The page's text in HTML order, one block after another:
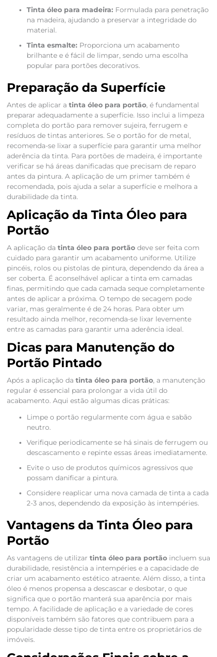
Tinta óleo para madeira: Formulada para penetração
na madeira, ajudando a preservar a integridade do
material.
Tinta esmalte: Proporciona um acabamento
brilhante e é fácil de limpar, sendo uma escolha
popular para portões decorativos.
Preparação da Superfície
Antes de aplicar a tinta óleo para portão, é fundamental
preparar adequadamente a superfície. Isso inclui a limpeza
completa do portão para remover sujeira, ferrugem e
resíduos de tintas anteriores. Se o portão for de metal,
recomenda-se lixar a superfície para garantir uma melhor
aderência da tinta. Para portões de madeira, é importante
verificar se há áreas danificadas que precisam de reparo
antes da pintura. A aplicação de um primer também é
recomendada, pois ajuda a selar a superfície e melhora a
durabilidade da tinta.
Aplicação da Tinta Óleo para
Portão
A aplicação da tinta óleo para portãodeve ser feita com
cuidado para garantir um acabamento uniforme. Utilize
pincéis, rolos ou pistolas de pintura, dependendo da área a
ser coberta. É aconselhável aplicar a tinta em camadas
finas, permitindo que cada camada seque completamente
antes de aplicar a próxima. O tempo de secagem pode
variar, mas geralmente é de 24 horas. Para obter um
resultado ainda melhor, recomenda-se lixar levemente
entre as camadas para garantir uma aderência ideal.
Dicas para Manutenção do
Portão Pintado
Após a aplicação da tinta óleo para portão, a manutenção
regular é essencial para prolongar a vida útil do
acabamento. Aqui estão algumas dicas práticas:
Limpe o portão regularmente com água e sabão
neutro.
Verifique periodicamente se há sinais de ferrugem ou
descascamento e repinte essas áreas imediatamente.
Evite o uso de produtos químicos agressivos que
possam danificar a pintura.
Considere reaplicar uma nova camada de tinta a cada
2-3 anos, dependendo da exposição às intempéries.
Vantagens da Tinta Óleo para
Portão
As vantagens de utilizar tinta óleo para portãoincluem sua
durabilidade, resistência a intempéries e a capacidade de
criar um acabamento estético atraente. Além disso, a tinta
óleo é menos propensa a descascar e desbotar, o que
significa que o portão manterá sua aparência por mais
tempo. A facilidade de aplicação e a variedade de cores
disponíveis também são fatores que contribuem para a
popularidade desse tipo de tinta entre os proprietários de
imóveis.